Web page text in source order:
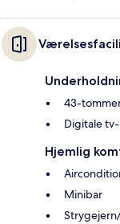
43-
Digitale
Hjemlig
Minibar